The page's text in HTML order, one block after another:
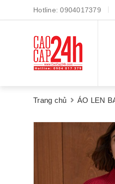
Hotline:0904017379
Trang chủ ÁO LEN